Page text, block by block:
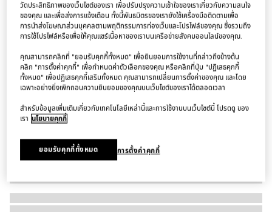
ตัวแปรโรสโกลด์ 18k
วัดประสิทธิภาพของเว็บไซต์ของเรา เพื่อปรับปรุงความเข้าใจของเราเกี่ยวกับความสนใจ
ของคุณ และเพื่อส่งการแจ้งเตือน ทั้งนี้พันธมิตรของเรายังใช้เครื่องมือติดตามเพื่อ
การนำส่งโฆษณาส่วนบุคคลตามพฤติกรรมการท่องเว็บและโปรไฟล์ของคุณ ซึ่งรวมถึง
การใช้โปรไฟล์หรือเพื่อให้คุณแชร์เนื้อหาของเราบนเครือข่ายสังคมออนไลน์ของคุณ.
คุณสามารถคลิกที่ "ยอมรับคุกกี้ทั้งหมด" เพื่อยินยอมการใช้งานที่กล่าวถึงข้างต้น
คลิก "การตั้งค่าคุกกี้" เพื่อกำหนดค่าตัวเลือกของคุณ หรือคลิกที่ปุ่ม "ปฏิเสธคุกกี้
ทั้งหมด" เพื่อปฏิเสธคุกกี้เสริมทั้งหมด คุณสามารถเปลี่ยนการตั้งค่าของคุณ และโดย
เฉพาะอย่างยิ่งเพิกถอนความยินยอมของคุณบนเว็บไซต์ของเราได้ตลอดเวลา
สำหรับข้อมูลเพิ่มเติมเกี่ยวกับเทคโนโลยีเหล่านี้และการใช้งานบนเว็บไซต์นี้ โปรดดู ของ
เรา นโยบายคุกกี้
การตั้งค่าคุกกี้
ยอมรับคุกกี้ทั้งหมด